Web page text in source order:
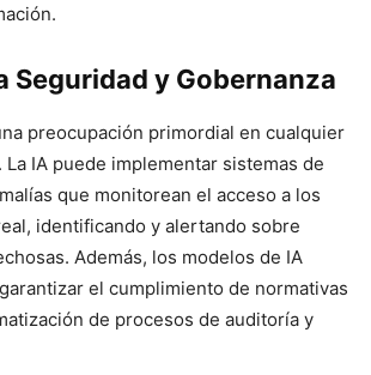
Seguridad y Gobernanza
preocupación primordial en cualquier
IA puede implementar sistemas de
que monitorean el acceso a los
identificando y alertando sobre
Además, los modelos de IA
el cumplimiento de normativas
de procesos de auditoría y